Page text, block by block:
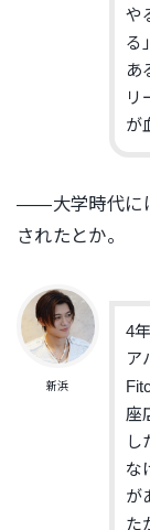
や
る
あ
リ
が
――大学時代に
されたとか。
新浜
4
ア
座
し
な
が
た